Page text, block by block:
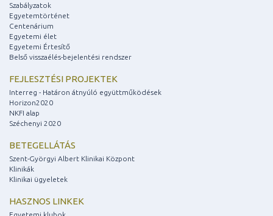
Szabályzatok
Egyetemtörténet
Centenárium
Egyetemi élet
Egyetemi Értesítő
Belső visszaélés-bejelentési rendszer
FEJLESZTÉSI PROJEKTEK
Interreg - Határon átnyúló együttműködések
Horizon2020
NKFI alap
Széchenyi 2020
BETEGELLÁTÁS
Szent-Györgyi Albert Klinikai Központ
Klinikák
Klinikai ügyeletek
HASZNOS LINKEK